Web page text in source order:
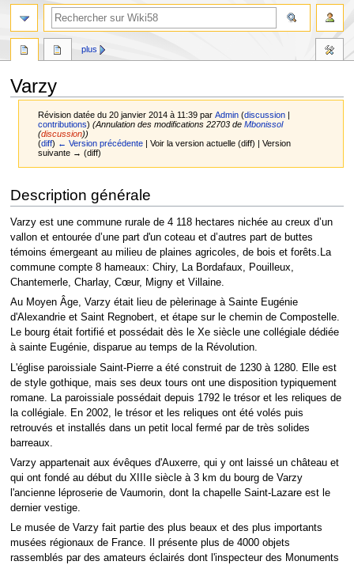
Varzy
Révision datée du 20 janvier 2014 à 11:39 parAdmin (discussion |
contributions) (Annulation des modifications 22703 deMbonissol
(discussion))
(diff) ← Version précédente | Voir la version actuelle (diff) | Version
suivante → (diff)
à
la
navigation
à
la
recherche
Description générale
Varzy est une commune rurale de 4 118 hectares nichée au creux d’un
vallon et entourée d’une part d'un coteau et d’autres part de buttes
témoins émergeant au milieu de plaines agricoles, de bois et forêts.La
commune compte 8 hameaux: Chiry, La Bordafaux, Pouilleux,
Chantemerle, Charlay, Cœur, Migny et Villaine.
Au Moyen Âge, Varzy était lieu de pèlerinage à Sainte Eugénie
d'Alexandrie et Saint Regnobert, et étape sur le chemin de Compostelle.
Le bourg était fortifié et possédait dès le Xe siècle une collégiale dédiée
à sainte Eugénie, disparue au temps de la Révolution.
L'église paroissiale Saint-Pierre a été construit de 1230 à 1280. Elle est
de style gothique, mais ses deux tours ont une disposition typiquement
romane. La paroissiale possédait depuis 1792 le trésor et les reliques de
la collégiale. En 2002, le trésor et les reliques ont été volés puis
retrouvés et installés dans un petit local fermé par de très solides
barreaux.
Varzy appartenait aux évêques d'Auxerre, qui y ont laissé un château et
qui ont fondé au début du XIIIe siècle à 3 km du bourg de Varzy
l'ancienne léproserie de Vaumorin, dont la chapelle Saint-Lazare est le
dernier vestige.
Le musée de Varzy fait partie des plus beaux et des plus importants
musées régionaux de France. Il présente plus de 4000 objets
rassemblés par des amateurs éclairés dont l'inspecteur des Monuments
plus